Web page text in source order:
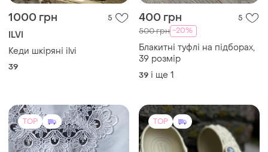
1000 грн 400 грн
-20%
Блакитні туфлі на підборах,
TOP TOP